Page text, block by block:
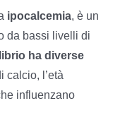
ipocalcemia, è un
da bassi livelli di
ha diverse
calcio, l’età
influenzano